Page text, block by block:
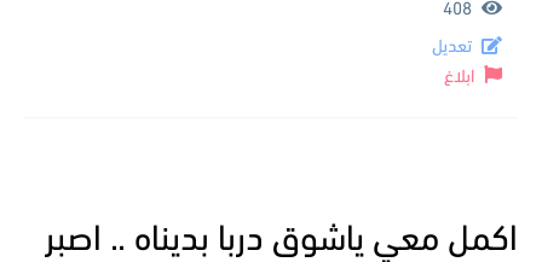
اكمل معي ياشوق دربا بديناه .. اصبر
408
تعديل
ابلاغ